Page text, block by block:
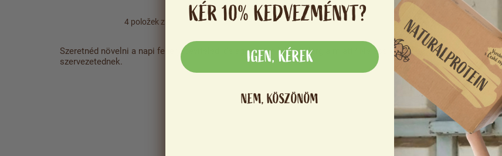
4 položek z 4
Szeretnéd növelni a napi fehérjebeviteled, de aggódsz a laktózallergia miatt? Ne ess kétségbe, és válassz
szervezetednek.
KÉR 10% KEDVEZMÉNYT?
IGEN, KÉREK
NEM, KÖSZÖNÖM